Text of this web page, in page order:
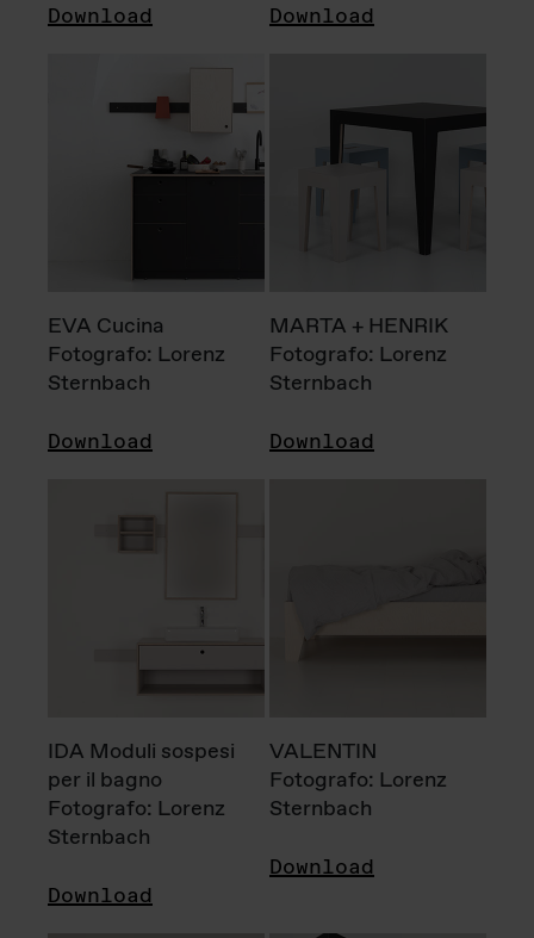
Download Download
EVA Cucina
Fotografo: Lorenz
Sternbach
Download
MARTA + HENRIK
Fotografo: Lorenz
Sternbach
Download
IDA Moduli sospesi
per il bagno
Fotografo: Lorenz
Sternbach
Download
VALENTIN
Fotografo: Lorenz
Sternbach
Download